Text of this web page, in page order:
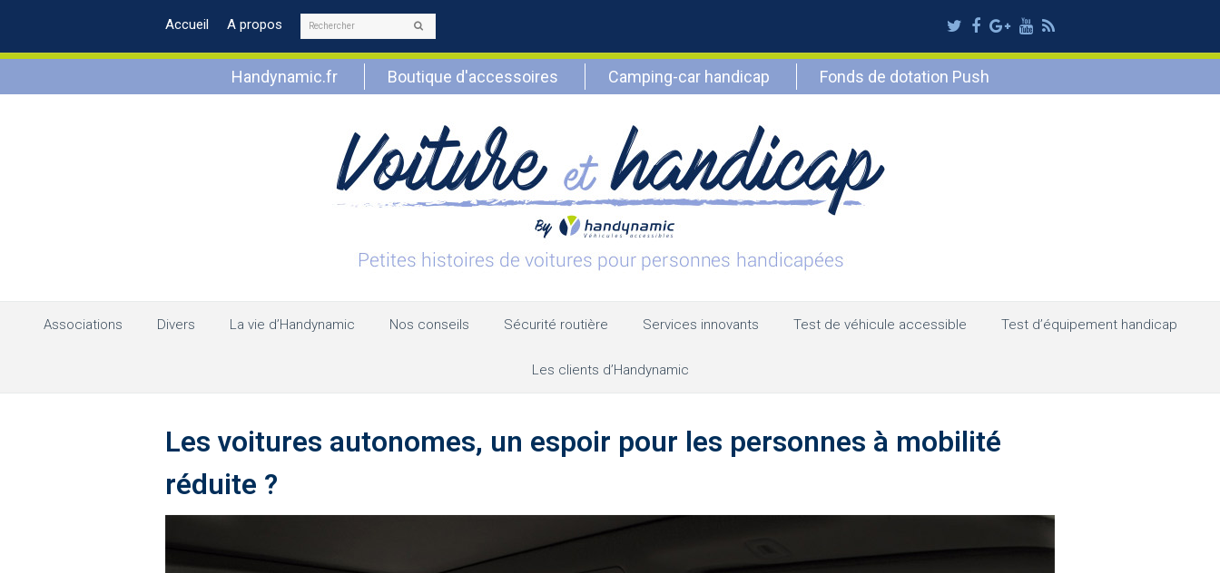
Accueil A propos Rechercher Twitter
Facebook
Google
Plus
Youtube
RSS
Handynamic.fr Boutique d'accessoires Camping-car handicap Fonds de dotation Push
Associations Divers La vie d’Handynamic Nos conseils Sécurité routière Services innovants Test de véhicule accessible Test d’équipement handicap
Les clients d’Handynamic
Les voitures autonomes, un espoir pour les personnes à mobilité
réduite ?